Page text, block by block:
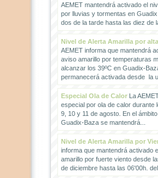
AEMET mantendrá activado el
por lluvias y tormentas en
dos de la tarde hasta las diez de
Nivel de Alerta Amarilla por
AEMET informa que mantendrá
aviso amarillo por temperaturas
alcanzar los 39ºC en Guadix-
permanecerá activada desde la
Especial Ola de CalorLa
especial por ola de calor durante
9, 10 y 11 de agosto. En el
Guadix-Baza se mantendrá...
Nivel de Alerta Amarilla por
informa que mantendrá activado
amarillo por fuerte viento desde
de diciembre hasta las 06'00h. del